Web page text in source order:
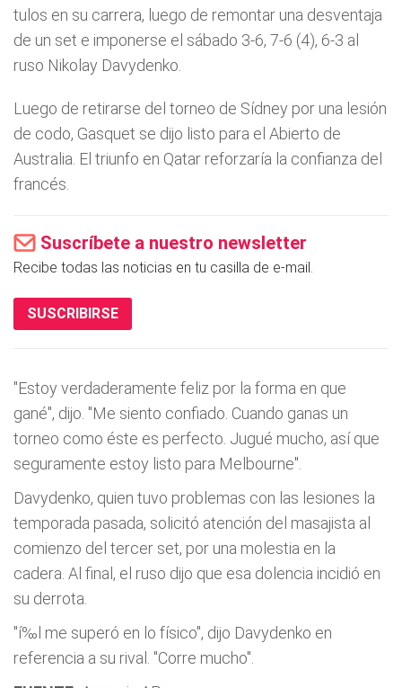
tulos en su carrera, luego de remontar una desventaja
de un set e imponerse el sábado 3-6, 7-6 (4), 6-3 al
ruso Nikolay Davydenko.
Luego de retirarse del torneo de Sí­dney por una lesión
de codo, Gasquet se dijo listo para el Abierto de
Australia. El triunfo en Qatar reforzarí­a la confianza del
francés.
Suscríbete a nuestro newsletter
Recibe todas las noticias en tu casilla de e-mail.
SUSCRIBIRSE
"Estoy verdaderamente feliz por la forma en que
gané", dijo. "Me siento confiado. Cuando ganas un
torneo como éste es perfecto. Jugué mucho, así­ que
seguramente estoy listo para Melbourne".
Davydenko, quien tuvo problemas con las lesiones la
temporada pasada, solicitó atención del masajista al
comienzo del tercer set, por una molestia en la
cadera. Al final, el ruso dijo que esa dolencia incidió en
su derrota.
"í‰l me superó en lo fí­sico", dijo Davydenko en
referencia a su rival. "Corre mucho".